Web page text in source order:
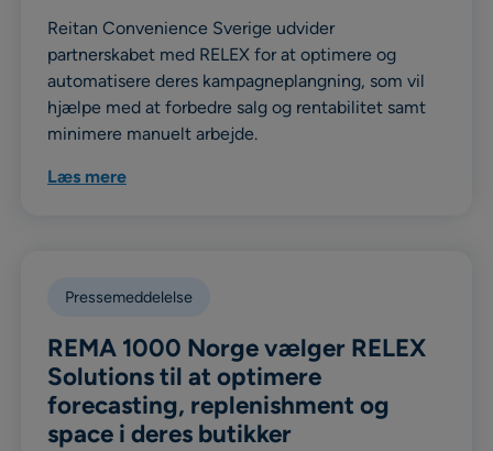
Reitan Convenience Sverige udvider
partnerskabet med RELEX for at optimere og
automatisere deres kampagneplangning, som vil
hjælpe med at forbedre salg og rentabilitet samt
minimere manuelt arbejde.
Læs mere
Pressemeddelelse
REMA 1000 Norge vælger RELEX
Solutions til at optimere
forecasting, replenishment og
space i deres butikker